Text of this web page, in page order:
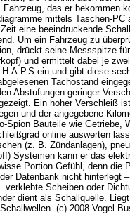
das er bekommen
mittels Taschen-PC
eine beeindruckende
Um ein Fahrzeug zu
drückt seine Messspitze
und ermittelt dabei je
ein und gibt diese
Tachostand
Abstufungen geringer
Ein hoher Verschleiß
und der angegebene
Spion Bauteile wie Getriebe,
online auswerten
(z. B. Zündanlagen),
Systemen kann er das
Portion Gefühl, denn die
Datenbank nicht hinterlegt
Scheiben oder
dient als Schallquelle.
(c) 2008 Vogel